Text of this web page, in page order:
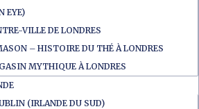
EYE)
VILLE DE LONDRES
– HISTOIRE DU THÉ À LONDRES
MYTHIQUE À LONDRES
(IRLANDE DU SUD)